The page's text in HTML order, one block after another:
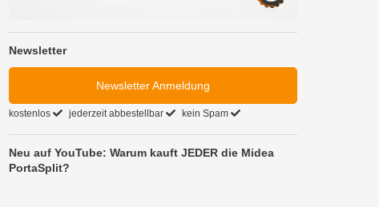
Newsletter
Newsletter Anmeldung
kostenlos jederzeit abbestellbar kein Spam
Neu auf YouTube: Warum kauft JEDER die Midea
PortaSplit?